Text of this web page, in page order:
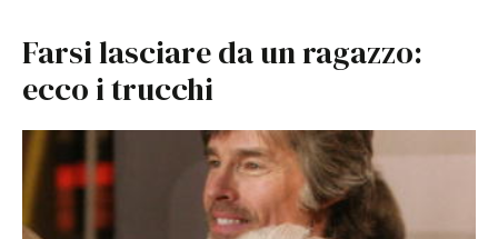
Farsi lasciare da un ragazzo:
ecco i trucchi